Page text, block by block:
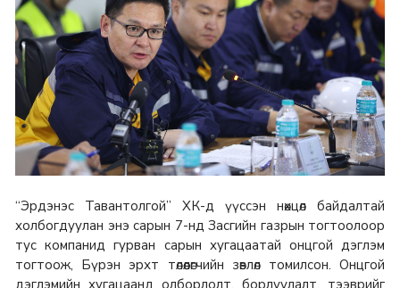
“Эрдэнэс Тавантолгой” ХК-д үүссэн нөхцөл байдалтай
холбогдуулан энэ сарын 7-нд Засгийн газрын тогтоолоор
тус компанид гурван сарын хугацаатай онцгой дэглэм
тогтоож, Бүрэн эрхт төлөөлөгчийн зөвлөл томилсон. Онцгой